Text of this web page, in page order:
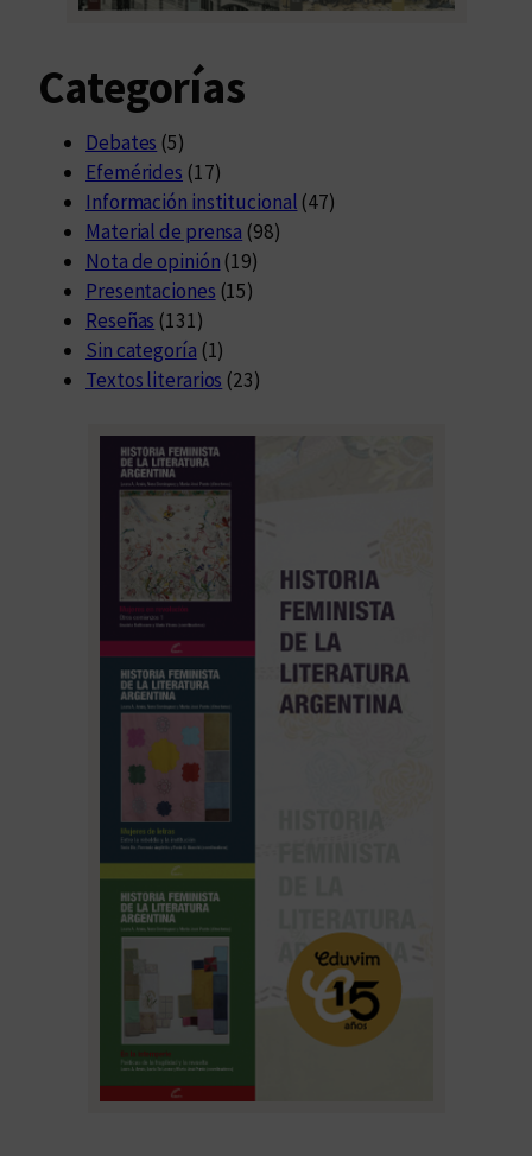
a
Categorías
Debates (5)
Efemérides (17)
Información institucional (47)
Material de prensa (98)
Nota de opinión (19)
Presentaciones (15)
Reseñas (131)
Sin categoría (1)
Textos literarios (23)